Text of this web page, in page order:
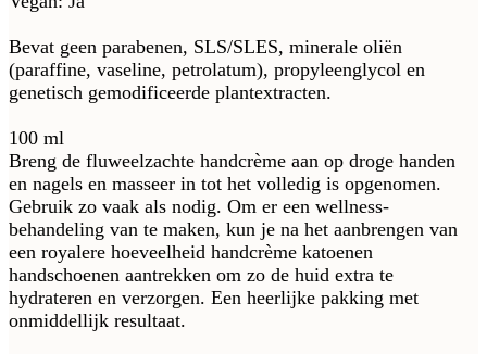
Bevat geen parabenen, SLS/SLES, minerale oliën
(paraffine, vaseline, petrolatum), propyleenglycol en
genetisch gemodificeerde plantextracten.
100 ml
Breng de fluweelzachte handcrème aan op droge handen
en nagels en masseer in tot het volledig is opgenomen.
Gebruik zo vaak als nodig. Om er een wellness-
behandeling van te maken, kun je na het aanbrengen van
een royalere hoeveelheid handcrème katoenen
handschoenen aantrekken om zo de huid extra te
hydrateren en verzorgen. Een heerlijke pakking met
onmiddellijk resultaat.